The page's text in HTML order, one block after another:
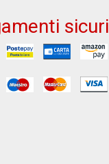
sicuri